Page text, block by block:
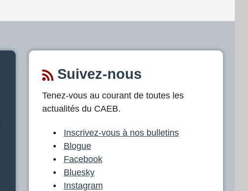
Suivez-nous
Tenez-vous au courant de toutes les
actualités du CAEB.
Inscrivez-vous à nos bulletins
Blogue
Facebook
Bluesky
Instagram